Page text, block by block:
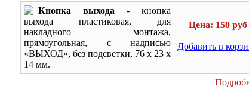
Кнопка выхода - кнопка
выхода пластиковая, для
накладного монтажа,
прямоугольная, с надписью
«ВЫХОД», без подсветки, 76 х 23 х
14 мм.
Цена: 150 руб
Добавить в